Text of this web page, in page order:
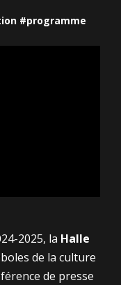
#programme
2025, la Halle
de la culture
de presse